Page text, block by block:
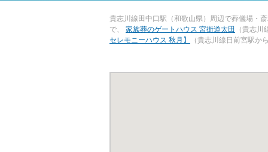
貴志川線田中口駅（和歌山県）周辺で葬儀場・
で、 家族葬のゲートハウス 宮街道太田 （貴志
セレモニーハウス 秋月】
（貴志川線日前宮駅